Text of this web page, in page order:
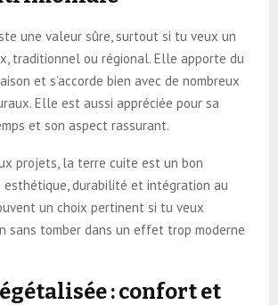
une valeur sûre, surtout si tu veux un
traditionnel ou régional. Elle apporte du
et s’accorde bien avec de nombreux
Elle est aussi appréciée pour sa
et son aspect rassurant.
projets, la terre cuite est un bon
esthétique, durabilité et intégration au
un choix pertinent si tu veux
sans tomber dans un effet trop moderne
: confort et